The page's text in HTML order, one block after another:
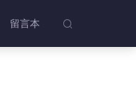

留言本